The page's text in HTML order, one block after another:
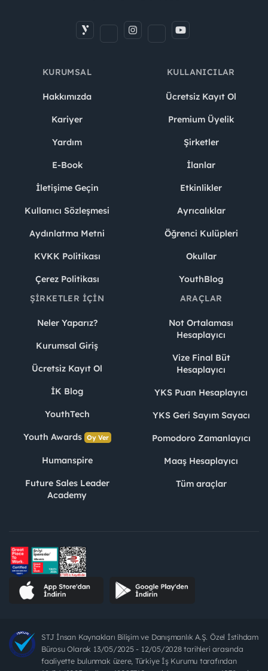
KURUMSAL
Hakkımızda
Kariyer
Yardım
E-Book
İletişime Geçin
Kullanıcı Sözleşmesi
Aydınlatma Metni
KVKK Politikası
Çerez Politikası
KULLANICILAR
Ücretsiz Kayıt Ol
Premium Üyelik
Şirketler
İlanlar
Etkinlikler
Ayrıcalıklar
Öğrenci Kulüpleri
Okullar
YouthBlog
ŞIRKETLER İÇIN
Neler Yaparız?
Kurumsal Giriş
Ücretsiz Kayıt Ol
İK Blog
YouthTech
Youth Awards Oy Ver
Humanspire
Future Sales Leader
Academy
ARAÇLAR
Not Ortalaması
Hesaplayıcı
Vize Final Büt
Hesaplayıcı
YKS Puan Hesaplayıcı
YKS Geri Sayım Sayacı
Pomodoro Zamanlayıcı
Maaş Hesaplayıcı
Tüm araçlar
STJ İnsan Kaynakları Bilişim ve Danışmanlık A.Ş. Özel İstihdam
Bürosu Olarak 13/05/2025 - 12/05/2028 tarihleri arasında
faaliyette bulunmak üzere, Türkiye İş Kurumu tarafından